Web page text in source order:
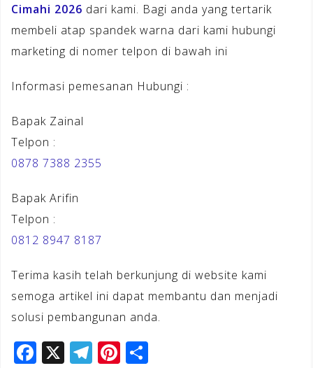
Cimahi 2026 dari kami. Bagi anda yang tertarik
membeli atap spandek warna dari kami hubungi
marketing di nomer telpon di bawah ini
Informasi pemesanan Hubungi :
Bapak Zainal
Telpon :
0878 7388 2355
Bapak Arifin
Telpon :
0812 8947 8187
Terima kasih telah berkunjung di website kami
semoga artikel ini dapat membantu dan menjadi
solusi pembangunan anda.
F X T Pi